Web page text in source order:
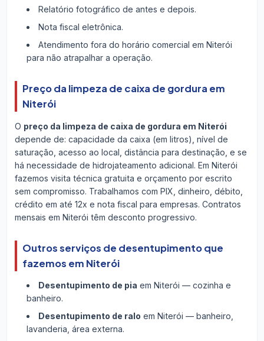
Relatório fotográfico de antes e depois.
Nota fiscal eletrônica.
Atendimento fora do horário comercial em Niterói
para não atrapalhar a operação.
Preço da limpeza de caixa de gordura em
Niterói
O preço da limpeza de caixa de gordura em Niterói
depende de: capacidade da caixa (em litros), nível de
saturação, acesso ao local, distância para destinação, e se
há necessidade de hidrojateamento adicional. Em Niterói
fazemos visita técnica gratuita e orçamento por escrito
sem compromisso. Trabalhamos com PIX, dinheiro, débito,
crédito em até 12x e nota fiscal para empresas. Contratos
mensais em Niterói têm desconto progressivo.
Outros serviços de desentupimento que
fazemos em Niterói
Desentupimento de pia em Niterói — cozinha e
banheiro.
Desentupimento de ralo em Niterói — banheiro,
lavanderia, área externa.